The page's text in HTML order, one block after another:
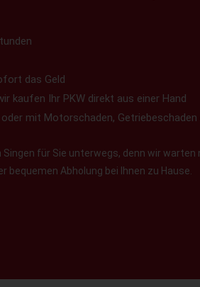
das Geld
kaufen Ihr PKW direkt aus einer Hand
mit Motorschaden, Getriebeschaden
für Sie unterwegs, denn wir
Abholung bei Ihnen zu Hause.